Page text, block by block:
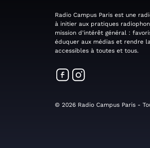
Radio Campus Paris est une
à initier aux pratiques
mission d'intérêt général :
éduquer aux médias et rendre
accessibles à toutes et tous.
© 2026 Radio Campus Paris -